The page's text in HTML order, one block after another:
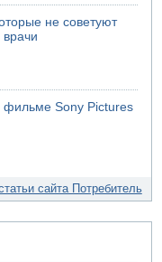
не советуют
фильме Sony Pictures
сайта Потребитель